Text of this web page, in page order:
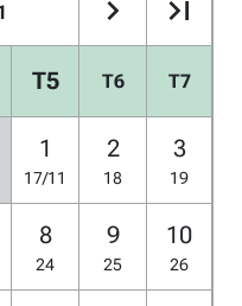
T5 T6 T7
1
17/11
2
18
3
19
8
24
9
25
10
26